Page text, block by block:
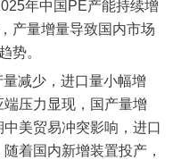
年中国PE产能持续增
产量增量导致国内市场
势。
减少，进口量小幅增
压力显现，国产量增
美贸易冲突影响，进口
着国内新增装置投产，